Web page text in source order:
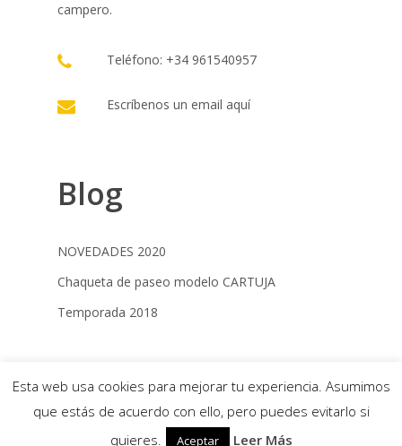
campero.
Teléfono: +34 961540957
Escríbenos un email aquí
Blog
NOVEDADES 2020
Chaqueta de paseo modelo CARTUJA
Temporada 2018
© 2022 Campero Jimenez |Términos y
condiciones
Política de cookies
Desarrollo
web: Estrategia Online
Esta web usa cookies para mejorar tu experiencia. Asumimos
que estás de acuerdo con ello, pero puedes evitarlo si
quieres.
Aceptar Leer Más